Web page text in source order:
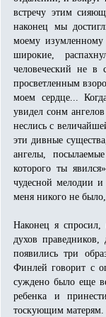
встречу этим
наконец мы
моему
широкие,
человеческий не в
просветленным
моем сердце...
увидел сонм
неслись с
эти дивные
ангелы,
которого ты
чудесной мелодии и
меня никого не
Наконец я
духов
появились три
Финлей говорит с
суждено было еще
ребенка и
тоскующим матерям.